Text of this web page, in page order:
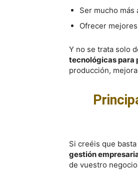
Ser mucho más
Ofrecer
Y no se trata solo
tecnológicas para
producción,
Si creéis que basta
gestión
de vuestro